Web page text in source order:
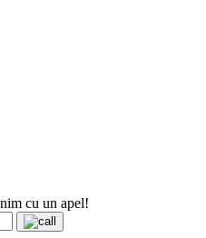
cu un apel!